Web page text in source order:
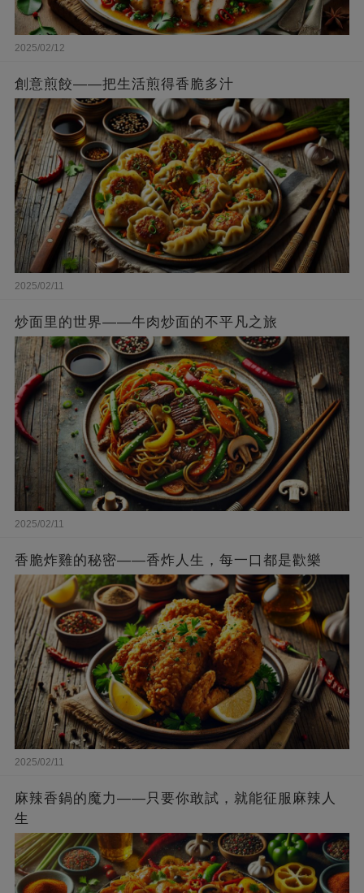
2025/02/12
創意煎餃——把生活煎得香脆多汁
2025/02/11
炒面里的世界——牛肉炒面的不平凡之旅
2025/02/11
香脆炸雞的秘密——香炸人生，每一口都是歡樂
2025/02/11
麻辣香鍋的魔力——只要你敢試，就能征服麻辣人
生